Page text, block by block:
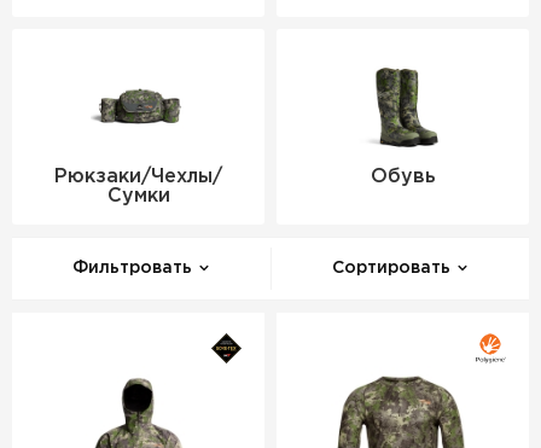
Рюкзаки/Чехлы/
Сумки
Обувь
Фильтровать Сортировать